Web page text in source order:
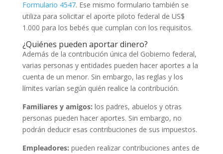
Formulario 4547. Ese mismo formulario también se
utiliza para solicitar el aporte piloto federal de US$
1.000 para los bebés que cumplan con los requisitos.
¿Quiénes pueden aportar dinero?
Además de la contribución única del Gobierno federal,
varias personas y entidades pueden hacer aportes a la
cuenta de un menor. Sin embargo, las reglas y los
límites varían según quién realice la contribución.
Familiares y amigos: los padres, abuelos y otras
personas pueden hacer aportes. Sin embargo, no
podrán deducir esas contribuciones de sus impuestos.
Empleadores: pueden realizar contribuciones antes de